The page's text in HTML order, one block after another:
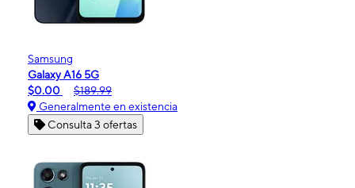
Samsung
Galaxy A16 5G
$0.00
$189.99
Generalmente en existencia
Consulta 3 ofertas